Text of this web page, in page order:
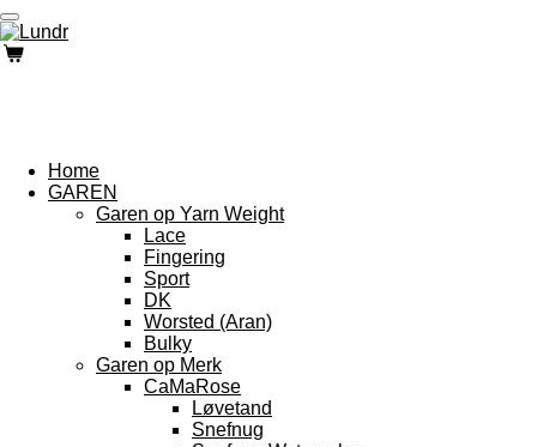
Ga
direct
naar
Home
GAREN
Garen op Yarn Weight
Lace
Fingering
Sport
DK
Worsted (Aran)
Bulky
Garen op Merk
CaMaRose
Løvetand
Snefnug